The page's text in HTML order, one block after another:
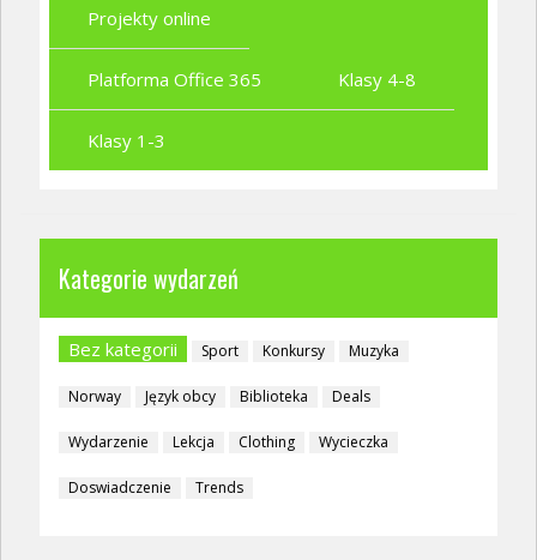
Projekty online
Platforma Office 365 Klasy 4-8
Klasy 1-3
Kategorie wydarzeń
Bez kategorii Sport Konkursy Muzyka
Norway Język obcy Biblioteka Deals
Wydarzenie Lekcja Clothing Wycieczka
Doswiadczenie Trends